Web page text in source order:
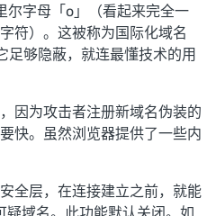
尔字母「o」（看起来完全一
符）。这被称为国际化域名
足够隐蔽，就连最懂技术的用
因为攻击者注册新域名伪装的
快。虽然浏览器提供了一些内
全层，在连接建立之前，就能